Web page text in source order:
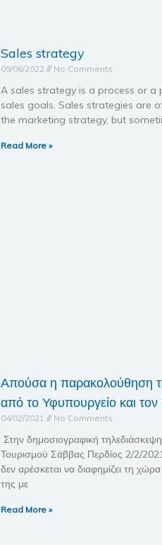
Sales strategy
09/06/2022 No Comments
A sales strategy is a process or a
sales goals. Sales strategies are
the marketing strategy, but
Read More »
Απούσα η παρακολούθηση
από το Υφυπουργείο και
04/02/2021 No Comments
Στην δημοσιογραφική
Τουρισμού Σάββας Περδίος 2/2/2021
δεν αρέσκεται να διαφημίζει τη
της με
Read More »